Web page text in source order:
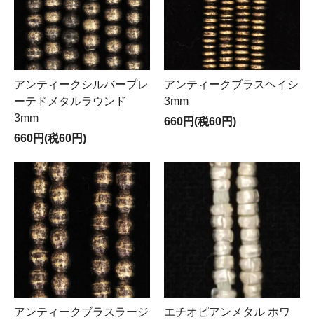
アンティークシルバープレ
ーテドメタルラウンド
3mm
660円(税60円)
アンティークブラスヘイシ
3mm
660円(税60円)
アンティークブラスラージ
エチオピアンメタル ホワ